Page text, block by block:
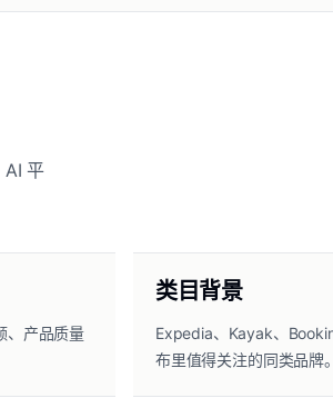
AI 平
、产品质量
类目背景
Expedia、Kayak、
布里值得关注的同类品牌。